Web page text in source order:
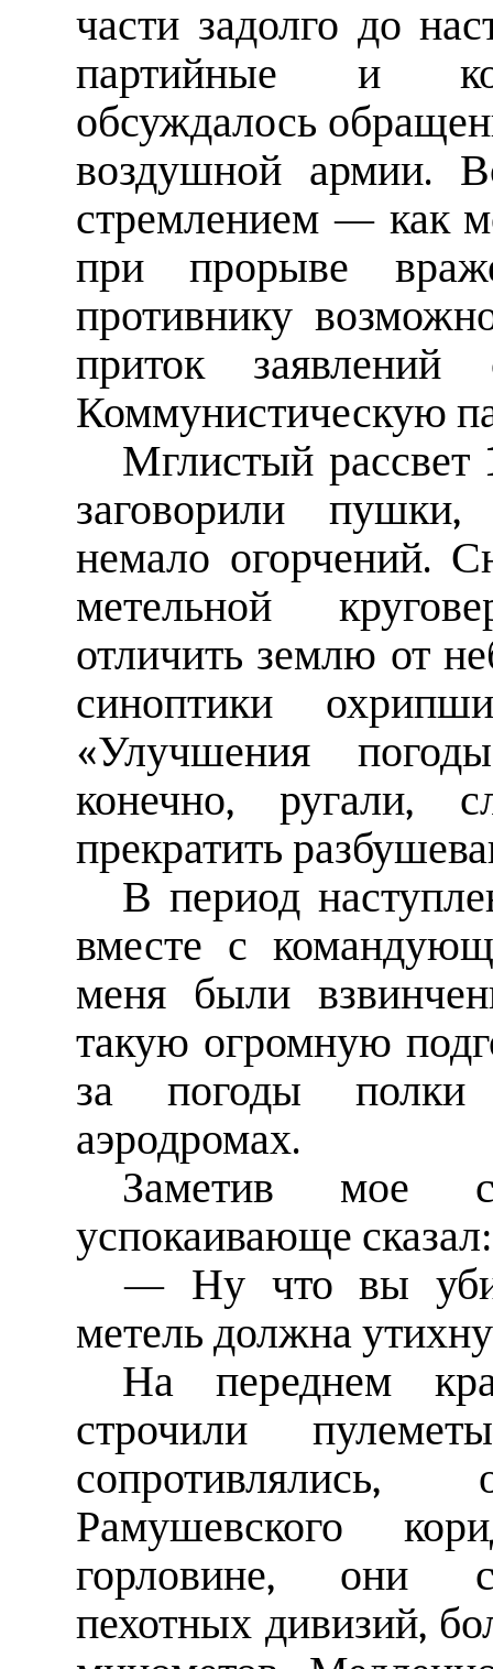
части задолго до
партийные и
обсуждалось
воздушной армии.
стремлением — как
при прорыве
противнику
приток
Коммунистическую
Мглистый рассвет
заговорили
немало огорчений.
метельной
отличить землю от
синоптики
«Улучшения
конечно, ругали,
прекратить
В период
вместе с
меня были
такую огромную
за погоды
аэродромах.
Заметив мое
успокаивающе сказал:
— Ну что вы
метель должна
На переднем
строчили
Рамушевского
горловине, они
пехотных дивизий,